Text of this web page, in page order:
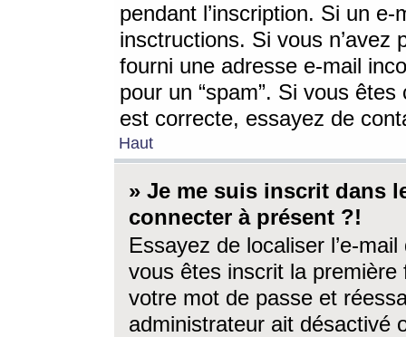
pendant l’inscription. Si un
insctructions. Si vous n’avez
fourni une adresse e-mail
pour un “spam”. Si vous
est correcte, essayez de
Haut
» Je me suis inscrit dans
connecter à présent ?!
Essayez de localiser l’e-
vous êtes inscrit la première
votre mot de passe et
administrateur ait désactivé